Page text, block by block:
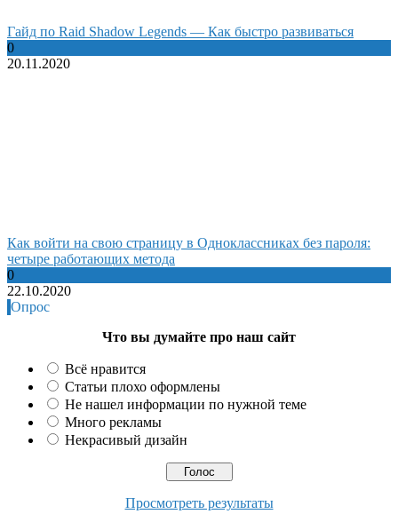
Гайд по Raid Shadow Legends — Как быстро развиваться
0
20.11.2020
Как войти на свою страницу в Одноклассниках без пароля:
четыре работающих метода
0
22.10.2020
Опрос
Что вы думайте про наш сайт
Всё нравится
Статьи плохо оформлены
Не нашел информации по нужной теме
Много рекламы
Некрасивый дизайн
Просмотреть результаты